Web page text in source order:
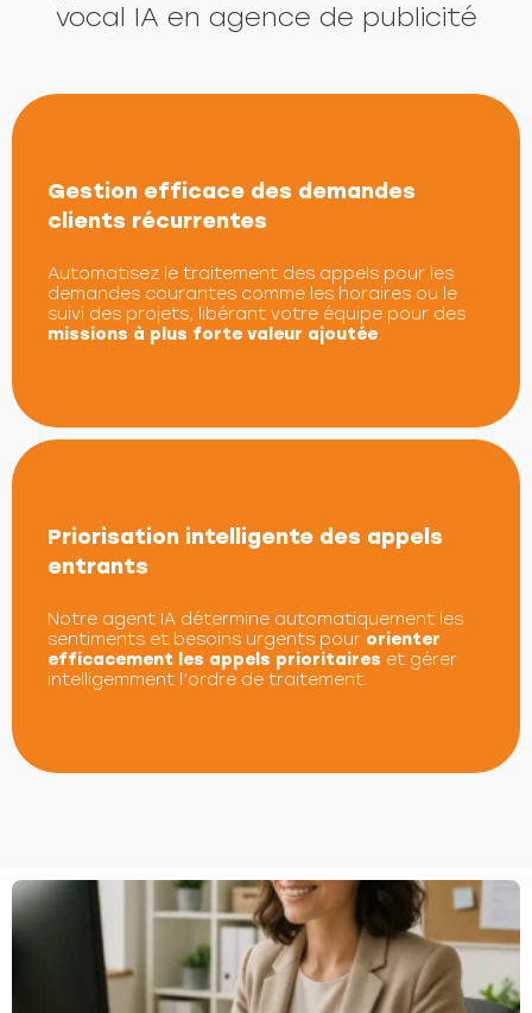
vocal IA en agence de publicité
Gestion efficace des demandes
clients récurrentes
Automatisez le traitement des appels pour les
demandes courantes comme les horaires ou le
suivi des projets, libérant votre équipe pour des
missions à plus forte valeur ajoutée.
Priorisation intelligente des appels
entrants
Notre agent IA détermine automatiquement les
sentiments et besoins urgents pour orienter
efficacement les appels prioritaires et gérer
intelligemment l’ordre de traitement.